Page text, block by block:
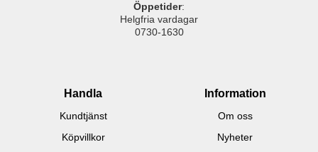
Öppetider:
Helgfria vardagar
0730-1630
Handla
Kundtjänst
Köpvillkor
Information
Om oss
Nyheter